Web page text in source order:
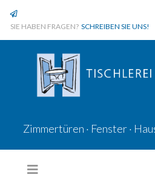
SIE HABEN FRAGEN? SCHREIBEN SIE UNS!
Zimmertüren · Fenster ·